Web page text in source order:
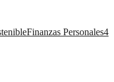
Finanzas Personales4